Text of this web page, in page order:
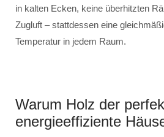
in kalten Ecken, keine überhitzten
Zugluft – stattdessen eine
Temperatur in jedem Raum.
Warum Holz der
energieeffiziente